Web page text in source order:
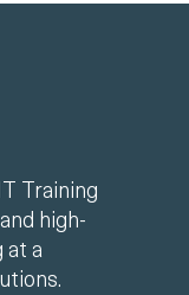
Training
high-
a